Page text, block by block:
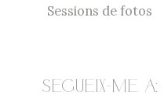
Sessions de fotos
Segueix-me a: